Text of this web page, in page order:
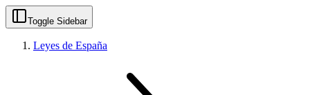
Toggle Sidebar
Leyes de España